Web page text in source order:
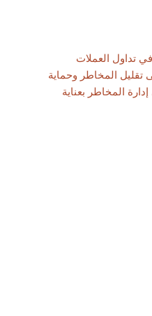
تداول العملات
تقليل المخاطر وحماية
المخاطر بعناية